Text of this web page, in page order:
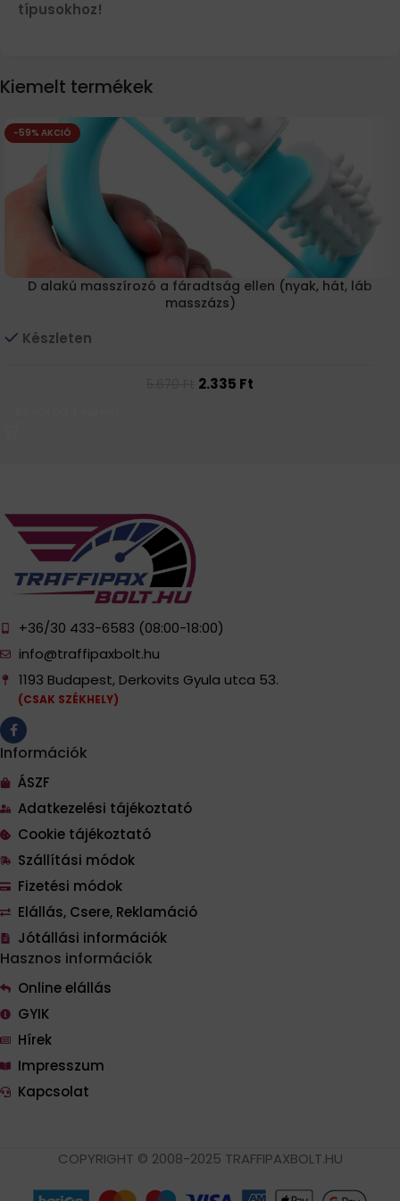
típusokhoz!
Kiemelt termékek
-59% AKCIÓ
D alakú masszírozó a fáradtság ellen (nyak, hát, láb
masszázs)
Készleten
2.335 Ft
+36/30 433-6583 (08:00-18:00)
info@traffipaxbolt.hu
1193 Budapest, Derkovits Gyula utca 53.
(CSAK SZÉKHELY)
Információk
ÁSZF
Adatkezelési tájékoztató
Cookie tájékoztató
Szállítási módok
Fizetési módok
Elállás, Csere, Reklamáció
Jótállási információk
Hasznos információk
Online elállás
GYIK
Hírek
Impresszum
Kapcsolat
COPYRIGHT © 2008-2025 TRAFFIPAXBOLT.HU